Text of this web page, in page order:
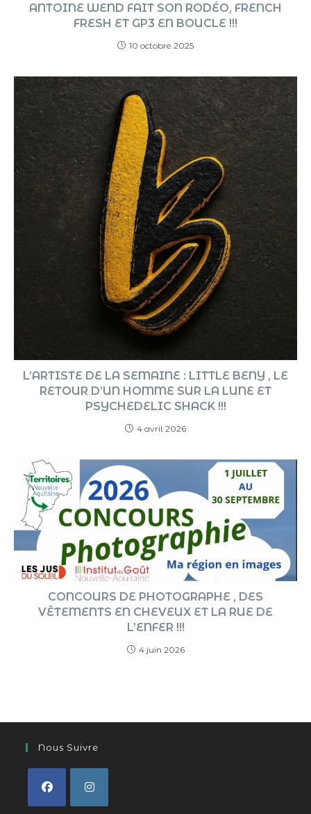
ANTOINE WEND FAIT SON RODÉO, FRENCH
FRESH ET GP3 EN BOUCLE !!!
10 octobre 2025
L’ARTISTE DE LA SEMAINE : LITTLE BENY , LE
RETOUR D’UN HOMME SUR LA LUNE ET
PSYCHEDELIC SHACK !!!
4 avril 2026
CONCOURS DE PHOTOGRAPHE , DES
VÊTEMENTS EN CHEVEUX ET LA RUE DE
L’ENFER !!!
4 juin 2026
Nous Suivre